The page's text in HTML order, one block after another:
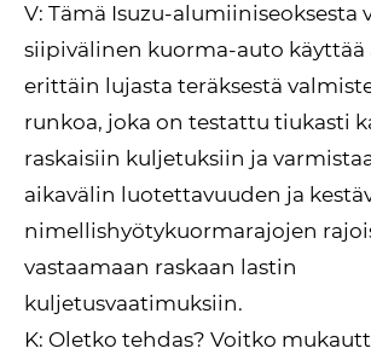
V: Tämä Isuzu-alumiiniseoksesta
siipivälinen kuorma-auto käyttää
erittäin lujasta teräksestä
runkoa, joka on testattu tiukasti
raskaisiin kuljetuksiin ja
aikavälin luotettavuuden ja
nimellishyötykuormarajojen
vastaamaan raskaan lastin
kuljetusvaatimuksiin.
K: Oletko tehdas? Voitko